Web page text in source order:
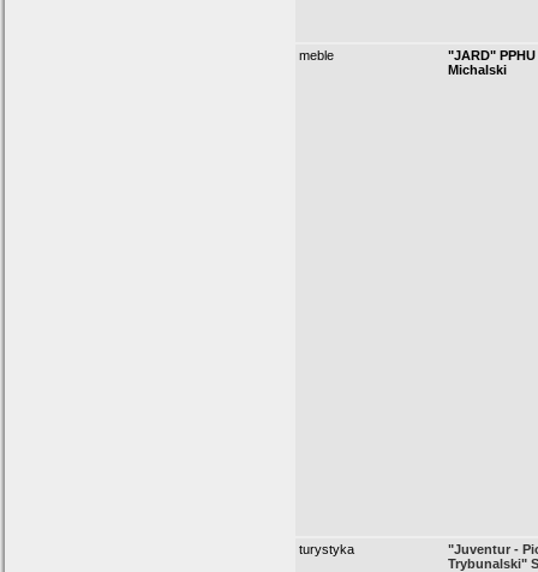
meble
"JARD"
Michalski
turystyka
"Juventur -
Trybunalski"